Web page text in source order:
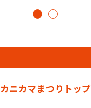
カニカマまつりトップ